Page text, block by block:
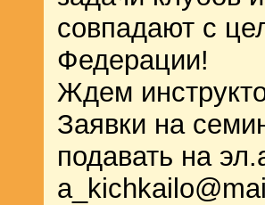
совпадают с
Федерации!
Ждем
Заявки на
подавать на